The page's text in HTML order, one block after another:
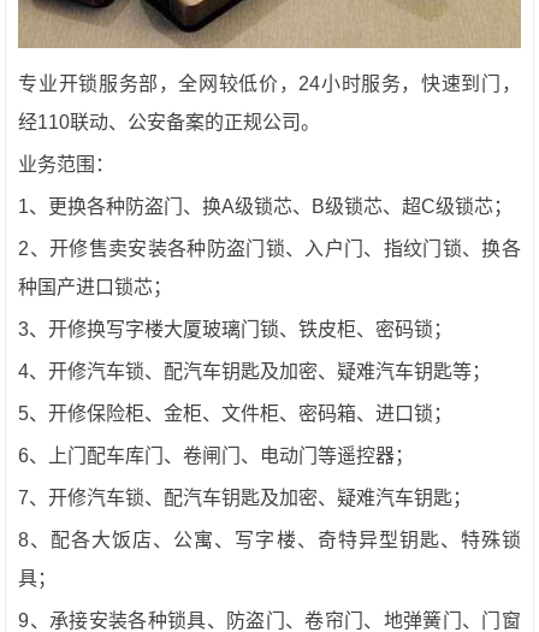
专业开锁服务部，全网较低价，24小时服务，快速到门，
经110联动、公安备案的正规公司。
业务范围：
1、更换各种防盗门、换A级锁芯、B级锁芯、超C级锁芯；
2、开修售卖安装各种防盗门锁、入户门、指纹门锁、换各
种国产进口锁芯；
3、开修换写字楼大厦玻璃门锁、铁皮柜、密码锁；
4、开修汽车锁、配汽车钥匙及加密、疑难汽车钥匙等；
5、开修保险柜、金柜、文件柜、密码箱、进口锁；
6、上门配车库门、卷闸门、电动门等遥控器；
7、开修汽车锁、配汽车钥匙及加密、疑难汽车钥匙；
8、配各大饭店、公寓、写字楼、奇特异型钥匙、特殊锁
具；
9、承接安装各种锁具、防盗门、卷帘门、地弹簧门、门窗